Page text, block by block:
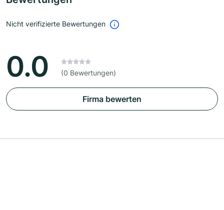
Nicht verifizierte Bewertungen
0.0 (0 Bewertungen)
Firma bewerten